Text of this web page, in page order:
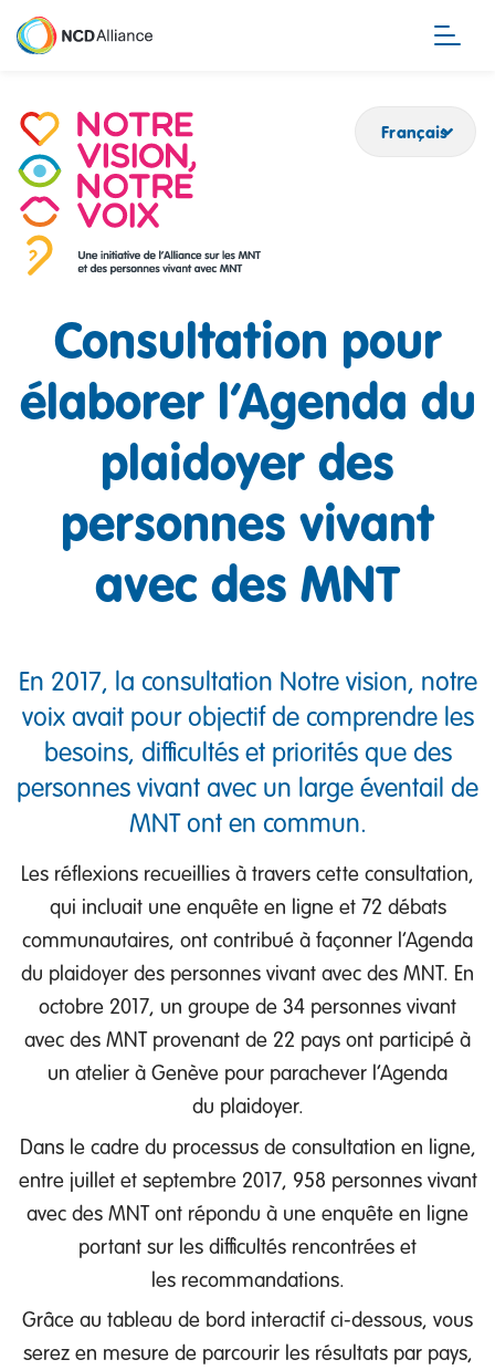
Français
Consultation pour
élaborer l’Agenda du
plaidoyer des
personnes vivant
avec des MNT
En 2017, la consultation Notre vision, notre
voix avait pour objectif de comprendre les
besoins, difficultés et priorités que des
personnes vivant avec un large éventail de
MNT ont en commun.
Les réflexions recueillies à travers cette consultation,
qui incluait une enquête en ligne et 72 débats
communautaires, ont contribué à façonner l’Agenda
du plaidoyer des personnes vivant avec des MNT. En
octobre 2017, un groupe de 34 personnes vivant
avec des MNT provenant de 22 pays ont participé à
un atelier à Genève pour parachever l’Agenda
du plaidoyer.
Dans le cadre du processus de consultation en ligne,
entre juillet et septembre 2017, 958 personnes vivant
avec des MNT ont répondu à une enquête en ligne
portant sur les difficultés rencontrées et
les recommandations.
Grâce au tableau de bord interactif ci-dessous, vous
serez en mesure de parcourir les résultats par pays,